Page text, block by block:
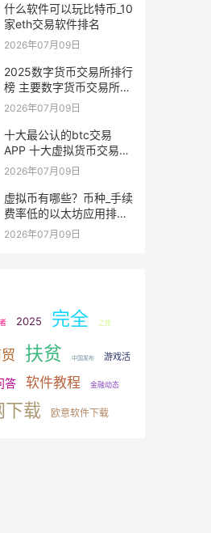
什么软件可以玩比特币_10
家eth交易软件排名
2026年07月09日
2025数字货币交易所排行
榜 主要数字货币交易所排
名
2026年07月09日
十大最公认的btc交易
APP 十大虚拟货币交易所
app排名
2026年07月09日
虚拟币有哪些？币种_手续
费率低的以太坊应用排名
盘点
2026年07月09日
2025 完全 之旅
扶贫 中国发布 游戏活
答 软件教程 金融动态
下载 欧意软件下载